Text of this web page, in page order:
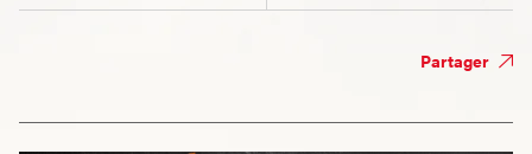
Partager